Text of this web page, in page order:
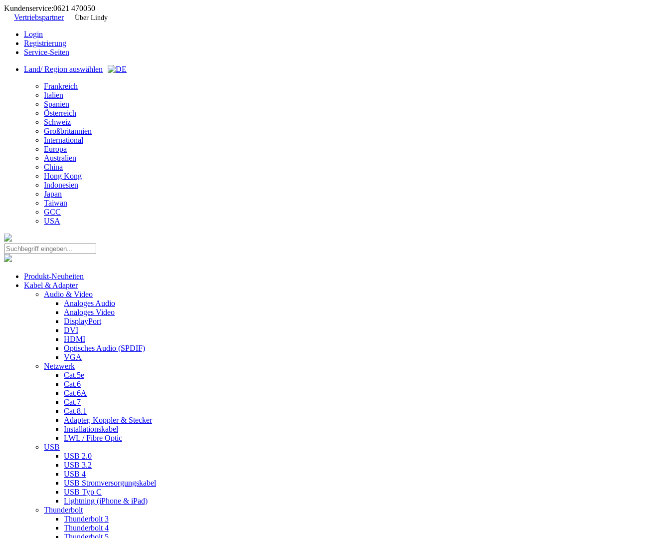
Kundenservice:0621 470050
Vertriebspartner
Über Lindy
Login
Registrierung
Service-Seiten
Land/ Region auswählen
Frankreich
Italien
Spanien
Österreich
Schweiz
Großbritannien
International
Europa
Australien
China
Hong Kong
Indonesien
Japan
Taiwan
GCC
USA
Produkt-Neuheiten
Kabel & Adapter
Audio & Video
Analoges Audio
Analoges Video
DisplayPort
DVI
HDMI
Optisches Audio (SPDIF)
VGA
Netzwerk
Cat.5e
Cat.6
Cat.6A
Cat.7
Cat.8.1
Adapter, Koppler & Stecker
Installationskabel
LWL / Fibre Optic
USB
USB 2.0
USB 3.2
USB 4
USB Stromversorgungskabel
USB Typ C
Lightning (iPhone & iPad)
Thunderbolt
Thunderbolt 3
Thunderbolt 4